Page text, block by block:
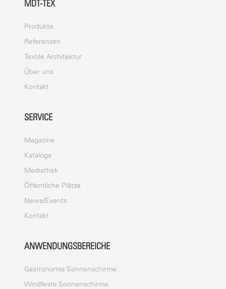
MDT-TEX
Produkte
Referenzen
Textile Architektur
Über uns
Kontakt
SERVICE
Magazine
Kataloge
Mediathek
Öffentliche Plätze
News/Events
Kontakt
ANWENDUNGSBEREICHE
Gastronomie Sonnenschirme
Windfeste Sonnenschirme